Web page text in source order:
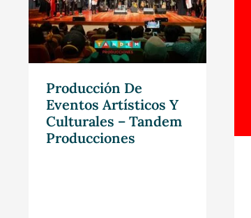
Producción De
Eventos Artísticos Y
Culturales – Tandem
Producciones